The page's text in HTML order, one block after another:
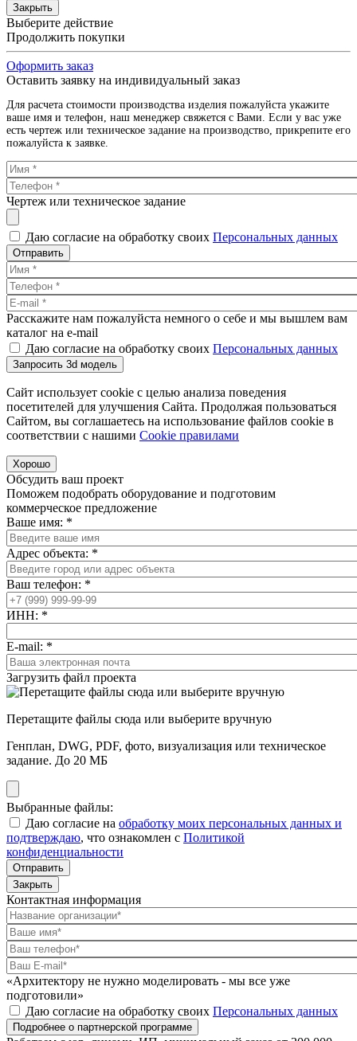
Закрыть
Выберите действие
Продолжить покупки
Оформить заказ
Оставить заявку на индивидуальный заказ
Для расчета стоимости производства изделия пожалуйста укажите
ваше имя и телефон, наш менеджер свяжется с Вами. Если у вас уже
есть чертеж или техническое задание на производство, прикрепите его
пожалуйста к заявке.
Чертеж или техническое задание
Даю согласие на обработку своих Персональных данных
Отправить
Расскажите нам пожалуйста немного о себе и мы вышлем вам
каталог на e-mail
Даю согласие на обработку своих Персональных данных
Запросить 3d модель
Сайт использует cookie с целью анализа поведения
посетителей для улучшения Сайта. Продолжая пользоваться
Сайтом, вы соглашаетесь на использование файлов cookie в
соответствии с нашими Cookiе правилами
Хорошо
Обсудить ваш проект
Поможем подобрать оборудование и подготовим
коммерческое предложение
Ваше имя: *
Адрес объекта: *
Ваш телефон: *
ИНН: *
E-mail: *
Загрузить файл проекта
Перетащите файлы сюда или выберите вручную
Генплан, DWG, PDF, фото, визуализация или техническое
задание. До 20 МБ
Выбранные файлы:
Даю согласие на обработку моих персональных данных и
подтверждаю, что ознакомлен с Политикой
конфиденциальности
Отправить
Закрыть
Контактная информация
«Архитектору не нужно моделировать - мы все уже
подготовили»
Даю согласие на обработку своих Персональных данных
Подробнее о партнерской программе